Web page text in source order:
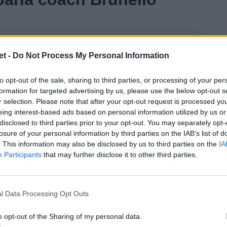
- Do Not Process My Personal Information
opt-out of the sale, sharing to third parties, or processing of your
for targeted advertising by us, please use the below opt-out
selection. Please note that after your opt-out request is processed
interest-based ads based on personal information utilized by us
to third parties prior to your opt-out. You may separately
of your personal information by third parties on the IAB’s list of
This information may also be disclosed by us to third parties on the
Participants that may further disclose it to other third parties.
Data Processing Opt Outs
opt-out of the Sharing of my personal data.
di Challenge Cup - spiega
top del campionato
bellissimo e altrettanto difficile.
attaccati al risultato e per
di livello mondiale. Sarà uno
sono sicuro che i ragazzi ce la